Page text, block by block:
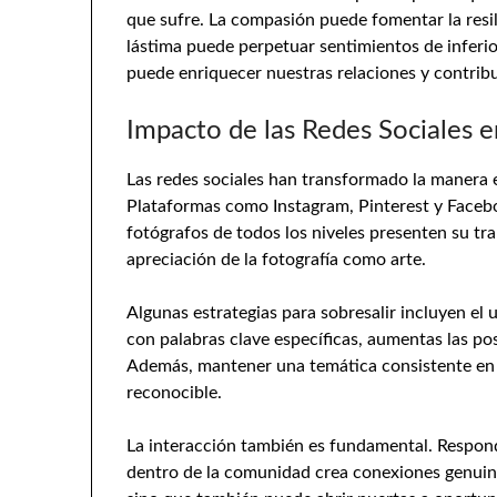
que sufre. La compasión puede fomentar la
lástima puede perpetuar sentimientos de
puede enriquecer nuestras relaciones y
Impacto de las Redes Sociales
Las redes sociales han transformado la
Plataformas como Instagram, Pinterest y
fotógrafos de todos los niveles presenten su
apreciación de la fotografía como arte.
Algunas estrategias para sobresalir incluyen el
con palabras clave específicas, aumentas las
Además, mantener una temática consistente
reconocible.
La interacción también es fundamental.
dentro de la comunidad crea conexiones